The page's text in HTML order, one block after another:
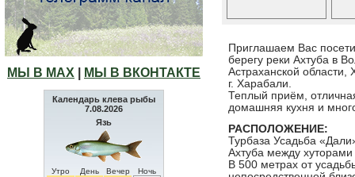
МЫ В МАХ МЫ В ВКОНТАКТЕ
Календарь клева рыбы
7.08.2026
Язь
Утро День Вечер Ночь
Приглашаем Вас
берегу реки Ахтуба в
Астраханской области,
г. Харабали.
Теплый приём,
домашняя кухня и
РАСПОЛОЖЕНИЕ:
Турбаза Усадьба
Ахтуба между
В 500 метрах от